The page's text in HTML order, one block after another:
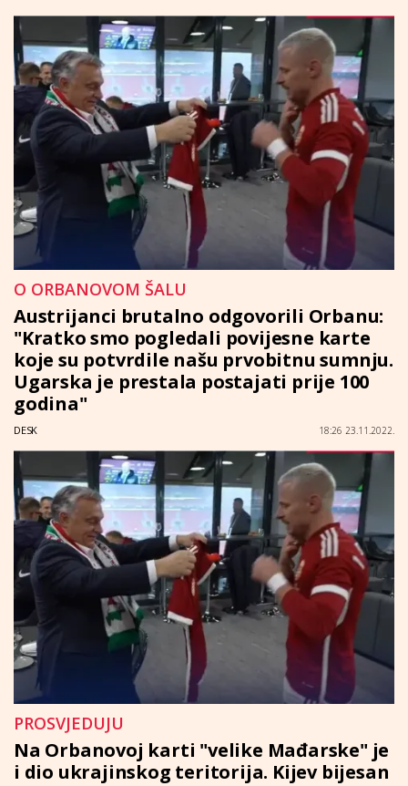
O ORBANOVOM ŠALU
Austrijanci brutalno odgovorili Orbanu:
"Kratko smo pogledali povijesne karte
koje su potvrdile našu prvobitnu sumnju.
Ugarska je prestala postajati prije 100
godina"
DESK 18:26 23.11.2022.
PROSVJEDUJU
Na Orbanovoj karti "velike Mađarske" je
i dio ukrajinskog teritorija. Kijev bijesan